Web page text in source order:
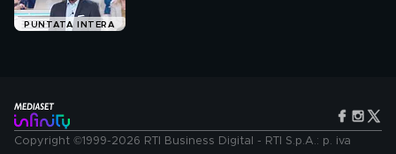
PUNTATA INTERA
Copyright ©1999-2026 RTI Business Digital - RTI S.p.A.: p. iva